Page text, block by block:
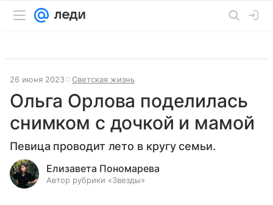
26 июня 2023 Светская жизнь
Ольга Орлова поделилась
снимком с дочкой и мамой
Певица проводит лето в кругу семьи.
Елизавета Пономарева
Автор рубрики «Звезды»